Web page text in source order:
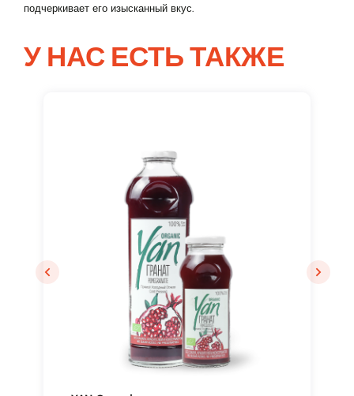
подчеркивает его изысканный вкус.
У НАС ЕСТЬ ТАКЖЕ